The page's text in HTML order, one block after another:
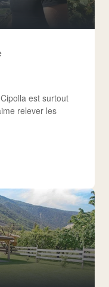
est surtout
relever les